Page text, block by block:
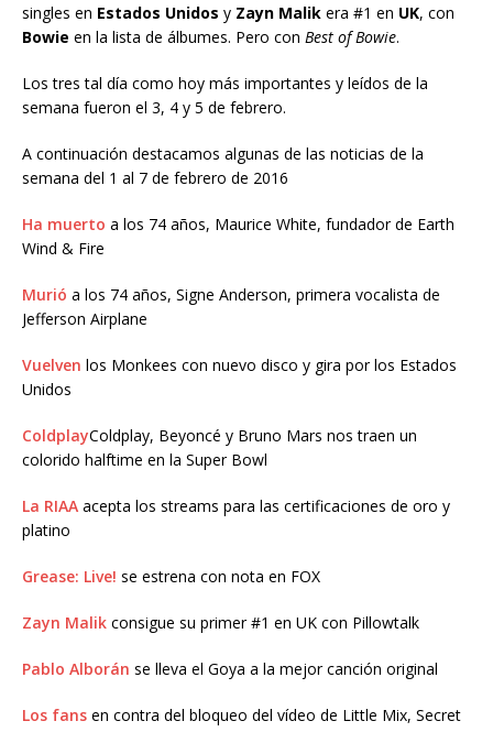
singles en Estados Unidos y Zayn Malik era #1 en UK, con
Bowie en la lista de álbumes. Pero con Best of Bowie.
Los tres tal día como hoy más importantes y leídos de la
semana fueron el 3, 4 y 5 de febrero.
A continuación destacamos algunas de las noticias de la
semana del 1 al 7 de febrero de 2016
Ha muerto a los 74 años, Maurice White, fundador de Earth
Wind & Fire
Murió a los 74 años, Signe Anderson, primera vocalista de
Jefferson Airplane
Vuelven los Monkees con nuevo disco y gira por los Estados
Unidos
ColdplayColdplay, Beyoncé y Bruno Mars nos traen un
colorido halftime en la Super Bowl
La RIAA acepta los streams para las certificaciones de oro y
platino
Grease: Live! se estrena con nota en FOX
Zayn Malik consigue su primer #1 en UK con Pillowtalk
Pablo Alborán se lleva el Goya a la mejor canción original
Los fans en contra del bloqueo del vídeo de Little Mix, Secret